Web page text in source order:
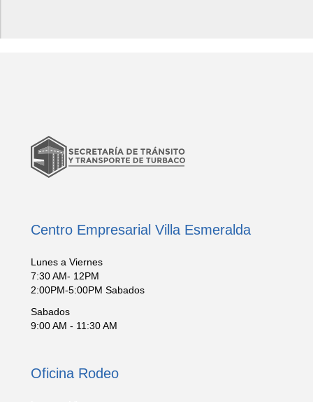
Centro Empresarial Villa Esmeralda
Lunes a Viernes
7:30 AM- 12PM
2:00PM-5:00PM Sabados
Sabados
9:00 AM - 11:30 AM
Oficina Rodeo